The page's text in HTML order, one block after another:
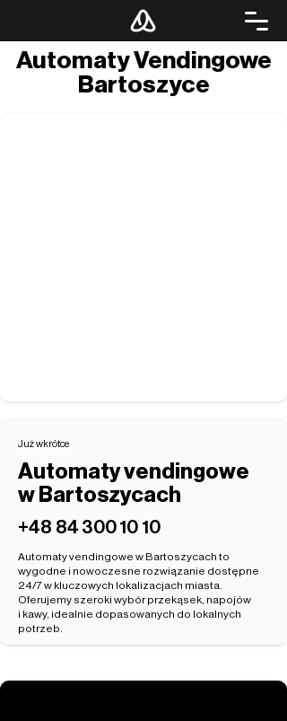
Automaty Vendingowe
Bartoszyce
Już wkrótce
Automaty vendingowe
w Bartoszycach
‭+48 84 300 10 10‬
Automaty vendingowe w Bartoszycach to
wygodne i nowoczesne rozwiązanie dostępne
24/7 w kluczowych lokalizacjach miasta.
Oferujemy szeroki wybór przekąsek, napojów
i kawy, idealnie dopasowanych do lokalnych
potrzeb.